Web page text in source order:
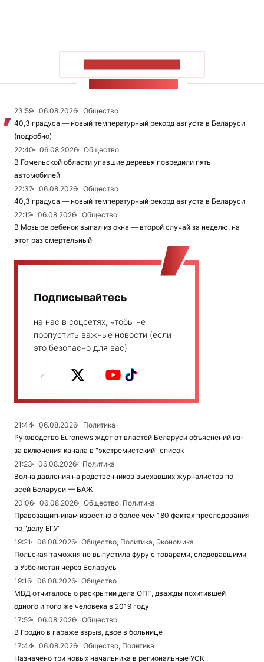
23:59 06.08.2026
Общество
40,3 градуса — новый температурный рекорд августа в Беларуси
(подробно)
22:40
06.08.2026
Общество
В Гомельской области упавшие деревья повредили пять
автомобилей
22:37
06.08.2026
Общество
40,3 градуса — новый температурный рекорд августа в Беларуси
22:12
06.08.2026
Общество
В Мозыре ребенок выпал из окна — второй случай за неделю, на
этот раз смертельный
Подписывайтесь
на нас в соцсетях, чтобы не
пропустить важные новости (если
это безопасно для вас)
21:44 06.08.2026
Политика
Руководство Euronews ждет от властей Беларуси объяснений из-
за включения канала в "экстремистский" список
21:23
06.08.2026
Политика
Волна давления на родственников выехавших журналистов по
всей Беларуси — БАЖ
20:06
06.08.2026
Общество, Политика
Правозащитникам известно о более чем 180 фактах преследования
по "делу ЕГУ"
19:21
06.08.2026
Общество, Политика, Экономика
Польская таможня не выпустила фуру с товарами, следовавшими
в Узбекистан через Беларусь
19:16
06.08.2026
Общество
МВД отчиталось о раскрытии дела ОПГ, дважды похитившей
одного и того же человека в 2019 году
17:52
06.08.2026
Общество
В Гродно в гараже взрыв, двое в больнице
17:44
06.08.2026
Общество, Политика
Назначено три новых начальника в региональные УСК